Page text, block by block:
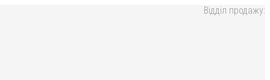
Відділ продажу: